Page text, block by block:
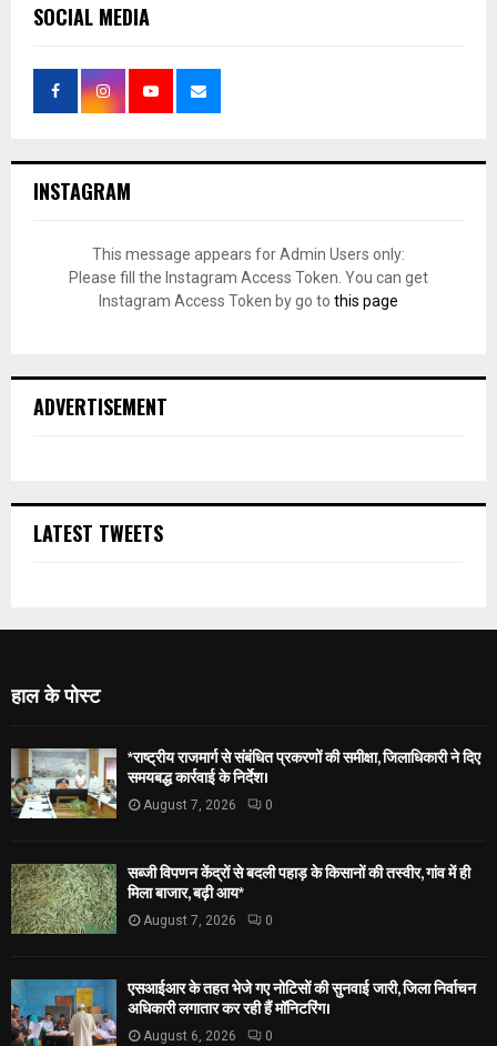
SOCIAL MEDIA
INSTAGRAM
This message appears for Admin Users only:
Please fill the Instagram Access Token. You can get
Instagram Access Token by go to this page
ADVERTISEMENT
LATEST TWEETS
हाल के पोस्ट
*राष्ट्रीय राजमार्ग से संबंधित प्रकरणों की समीक्षा, जिलाधिकारी ने दिए
समयबद्ध कार्रवाई के निर्देश।
August 7, 2026 0
सब्जी विपणन केंद्रों से बदली पहाड़ के किसानों की तस्वीर, गांव में ही
मिला बाजार, बढ़ी आय*
August 7, 2026 0
एसआईआर के तहत भेजे गए नोटिसों की सुनवाई जारी, जिला निर्वाचन
अधिकारी लगातार कर रही हैं मॉनिटरिंग।
August 6, 2026 0